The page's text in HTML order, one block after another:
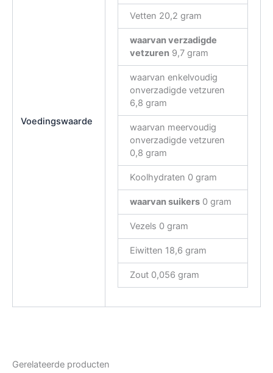
Voedingswaarde
Vetten 20,2 gram
waarvan verzadigde
vetzuren 9,7 gram
waarvan enkelvoudig
onverzadigde vetzuren
6,8 gram
waarvan meervoudig
onverzadigde vetzuren
0,8 gram
Koolhydraten 0 gram
waarvan suikers 0 gram
Vezels 0 gram
Eiwitten 18,6 gram
Zout 0,056 gram
Gerelateerde producten